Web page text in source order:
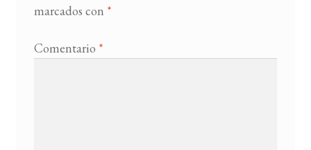
marcados con *
Comentario *